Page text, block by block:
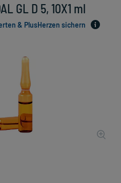
GL D 5, 10X1 ml
& PlusHerzen sichern